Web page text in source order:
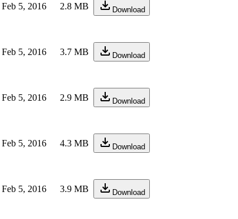
Feb 5, 2016 2.8 MB Download
Feb 5, 2016 3.7 MB Download
Feb 5, 2016 2.9 MB Download
Feb 5, 2016 4.3 MB Download
Feb 5, 2016 3.9 MB Download